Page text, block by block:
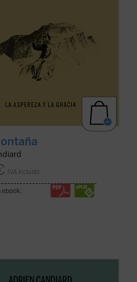
IVA incluido
ebook:
ensayo, Adrien